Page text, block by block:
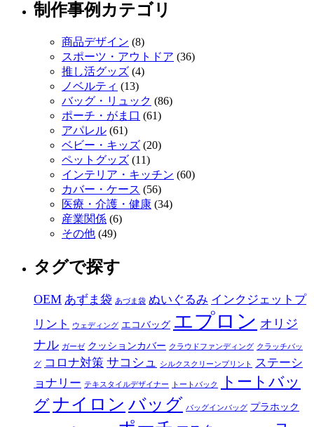
制作事例カテゴリ
商品デザイン (8)
スポーツ・アウトドア (36)
推し活グッズ (4)
ノベルティ (13)
バッグ・リュック (86)
ポーチ・がま口 (61)
アパレル (61)
ベビー・キッズ (20)
ペットグッズ (11)
インテリア・キッチン (60)
カバー・ケース (56)
医療・介護・健康 (34)
産業関係 (6)
その他 (49)
タグで探す
OEM あずま袋 あづま袋 ぬいぐるみ インクジェットプ
リント
ウェディング エコバッグ エプロン オリジ
ナル ガーゼ クッションカバー クラウドファンディング クラッチバッ
グ コロナ対策 サコシュ シルクスクリーンプリント
ステーシ
ョナリー テキスタイルデザイナー トートバック
トートバッ
グナイロン バッグ バッグインバッグ プラホック